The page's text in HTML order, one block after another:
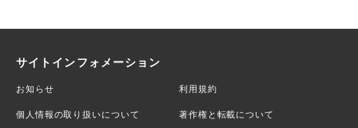
サイトインフォメーション
お知らせ 利用規約
個人情報の取り扱いについて 著作権と転載について